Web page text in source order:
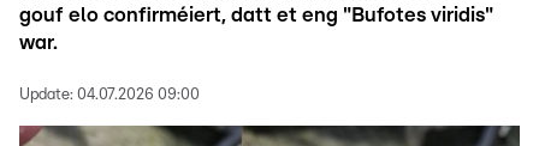
gouf elo confirméiert, datt et eng "Bufotes viridis"
war.
Update: 04.07.2026 09:00